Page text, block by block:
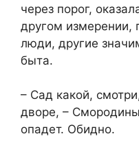
через порог,
другом измерении,
люди, другие
быта.
– Сад какой,
дворе, –
опадет. Обидно.